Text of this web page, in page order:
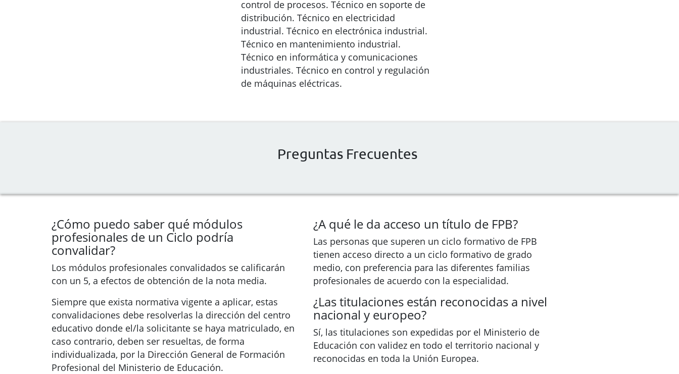
control de procesos. Técnico en soporte de
distribución. Técnico en electricidad
industrial. Técnico en electrónica industrial.
Técnico en mantenimiento industrial.
Técnico en informática y comunicaciones
industriales. Técnico en control y regulación
de máquinas eléctricas.
Preguntas Frecuentes
¿Cómo puedo saber qué módulos
profesionales de un Ciclo podría
convalidar?
Los módulos profesionales convalidados se calificarán
con un 5, a efectos de obtención de la nota media.
Siempre que exista normativa vigente a aplicar, estas
convalidaciones debe resolverlas la dirección del centro
educativo donde el/la solicitante se haya matriculado, en
caso contrario, deben ser resueltas, de forma
individualizada, por la Dirección General de Formación
Profesional del Ministerio de Educación.
¿A qué le da acceso un título de FPB?
Las personas que superen un ciclo formativo de FPB
tienen acceso directo a un ciclo formativo de grado
medio, con preferencia para las diferentes familias
profesionales de acuerdo con la especialidad.
¿Las titulaciones están reconocidas a nivel
nacional y europeo?
Sí, las titulaciones son expedidas por el Ministerio de
Educación con validez en todo el territorio nacional y
reconocidas en toda la Unión Europea.